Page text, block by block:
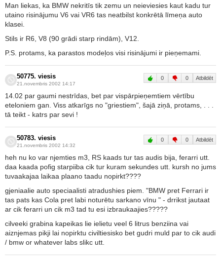
Man liekas, ka BMW nekritīs tik zemu un neieviesies kaut kadu tur
utaino risinājumu V6 vai VR6 tas neatbilst konkrētā līmeņa auto
klasei.
Stils ir R6, V8 (90 grādi starp rindām), V12.
P.S. protams, ka parastos modeļos visi risinājumi ir pieņemami.
50775. viesis
21.novembris 2002 14:17
0 0 Atbildēt
14.02 par gaumi nestrīdas, bet par vispārpieņemtiem vērtību
eteloniem gan. Viss atkarīgs no "griestiem", šajā ziņā, protams, . . .
tā teikt - katrs par sevi !
50783. viesis
21.novembris 2002 14:32
0 0 Atbildēt
heh nu ko var njemties m3, RS kaads tur tas audis bija, ferarri utt.
daa kaada pofig starpiiba cik tur kuram sekundes utt. kursh no jums
tuvaakajaa laikaa plaano taadu nopirkt????
gjeniaalie auto speciaalisti atradushies piem. "BMW pret Ferrari ir
tas pats kas Cola pret labi noturētu sarkano vīnu " - drrikst jautaat
ar cik ferarri un cik m3 tad tu esi izbraukaajies?????
cilveeki grabina kapeikas lie ielietu veel 6 litrus benziina vai
aiznjemas pikji lai nopirktu civiltiesisko bet gudri muld par to cik audi
/ bmw or whatever labs slikc utt.